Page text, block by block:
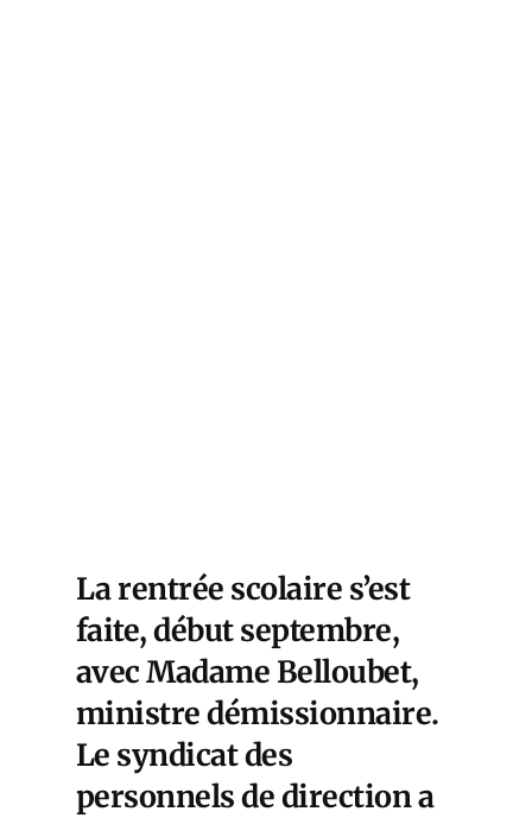
La rentrée scolaire s’est
faite, début septembre,
avec Madame Belloubet,
ministre démissionnaire.
Le syndicat des
personnels de direction a